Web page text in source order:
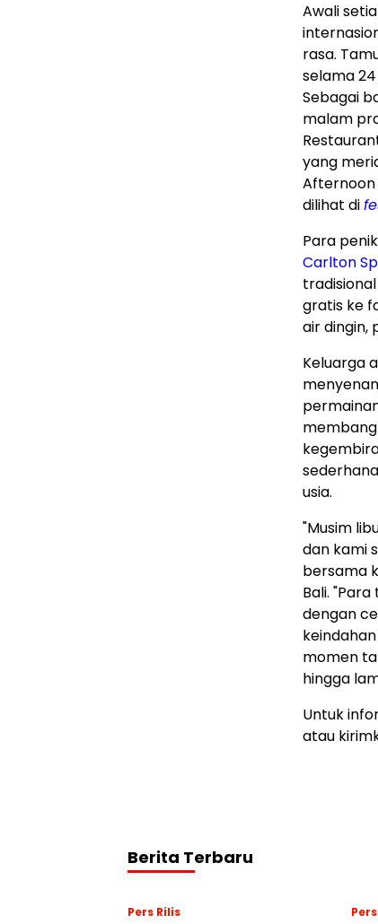
Awali
rasa.
selama
Sebagai
malam
yang
dilihat di
Para
Carlton
tradisional
gratis ke
air dingin,
Keluarga
usia.
"Musim
dan kami
bersama
Bali.
dengan
momen
hingga
Untuk
atau
Berita Terbaru
Pers Rilis